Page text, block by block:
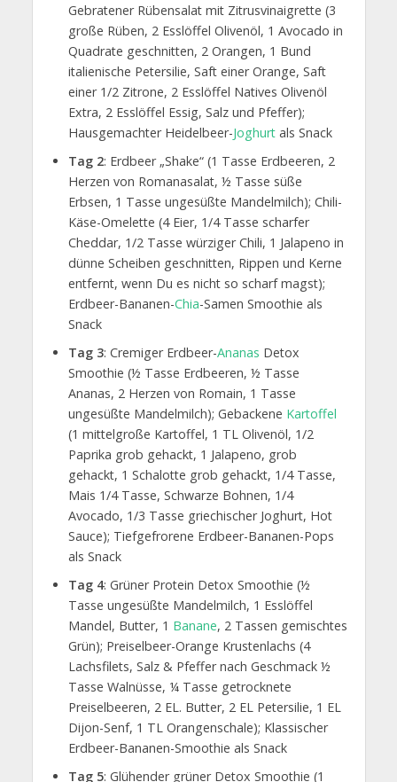
Gebratener Rübensalat mit Zitrusvinaigrette (3
große Rüben, 2 Esslöffel Olivenöl, 1 Avocado in
Quadrate geschnitten, 2 Orangen, 1 Bund
italienische Petersilie, Saft einer Orange, Saft
einer 1/2 Zitrone, 2 Esslöffel Natives Olivenöl
Extra, 2 Esslöffel Essig, Salz und Pfeffer);
Hausgemachter Heidelbeer-Joghurtals Snack
Tag 2: Erdbeer „Shake“ (1 Tasse Erdbeeren, 2
Herzen von Romanasalat, ½ Tasse süße
Erbsen, 1 Tasse ungesüßte Mandelmilch); Chili-
Käse-Omelette (4 Eier, 1/4 Tasse scharfer
Cheddar, 1/2 Tasse würziger Chili, 1 Jalapeno in
dünne Scheiben geschnitten, Rippen und Kerne
entfernt, wenn Du es nicht so scharf magst);
Erdbeer-Bananen-Chia-Samen Smoothie als
Snack
Tag 3: Cremiger Erdbeer-Ananas Detox
Smoothie (½ Tasse Erdbeeren, ½ Tasse
Ananas, 2 Herzen von Romain, 1 Tasse
ungesüßte Mandelmilch); Gebackene Kartoffel
(1 mittelgroße Kartoffel, 1 TL Olivenöl, 1/2
Paprika grob gehackt, 1 Jalapeno, grob
gehackt, 1 Schalotte grob gehackt, 1/4 Tasse,
Mais 1/4 Tasse, Schwarze Bohnen, 1/4
Avocado, 1/3 Tasse griechischer Joghurt, Hot
Sauce); Tiefgefrorene Erdbeer-Bananen-Pops
als Snack
Tag 4: Grüner Protein Detox Smoothie (½
Tasse ungesüßte Mandelmilch, 1 Esslöffel
Mandel, Butter, 1 Banane, 2 Tassen gemischtes
Grün); Preiselbeer-Orange Krustenlachs (4
Lachsfilets, Salz & Pfeffer nach Geschmack ½
Tasse Walnüsse, ¼ Tasse getrocknete
Preiselbeeren, 2 EL. Butter, 2 EL Petersilie, 1 EL
Dijon-Senf, 1 TL Orangenschale); Klassischer
Erdbeer-Bananen-Smoothie als Snack
Tag 5: Glühender grüner Detox Smoothie (1